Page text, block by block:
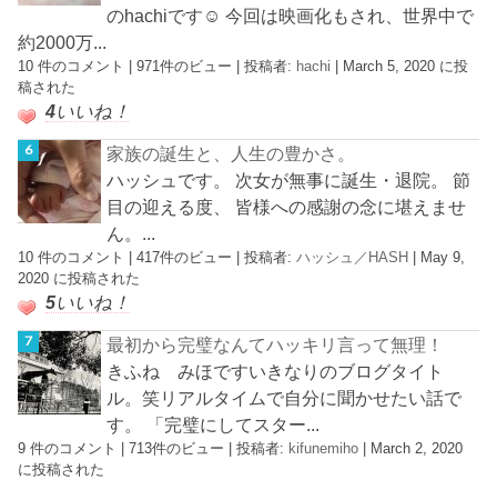
のhachiです☺︎ 今回は映画化もされ、世界中で
約2000万...
10 件のコメント |971件のビュー |投稿者: hachi | March 5, 2020 に投
稿された
4いいね！
家族の誕生と、人生の豊かさ。
ハッシュです。 次女が無事に誕生・退院。 節
目の迎える度、 皆様への感謝の念に堪えませ
ん。...
10 件のコメント |417件のビュー |投稿者:ハッシュ／HASH
May 9,
2020 に投稿された
5いいね！
最初から完璧なんてハッキリ言って無理！
きふね みほですいきなりのブログタイト
ル。笑リアルタイムで自分に聞かせたい話で
す。 「完璧にしてスター...
9 件のコメント |713件のビュー |投稿者: kifunemiho
March 2, 2020
に投稿された